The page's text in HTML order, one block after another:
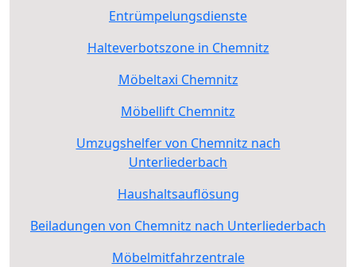
Entrümpelungsdienste
Halteverbotszone in Chemnitz
Möbeltaxi Chemnitz
Möbellift Chemnitz
Umzugshelfer von Chemnitz nach
Unterliederbach
Haushaltsauflösung
Beiladungen von Chemnitz nach Unterliederbach
Möbelmitfahrzentrale